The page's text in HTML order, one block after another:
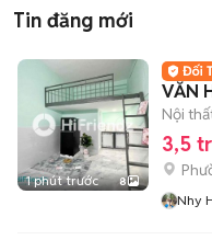
Tin đăng mới
1 phút trước 8
VĂN
SEN,
Nội
3,5
Nhy